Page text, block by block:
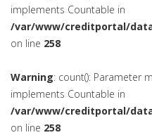
implements Countable in
/var/www/creditportal/
on line 258
Warning: count(): Parameter
implements Countable in
/var/www/creditportal/
on line 258